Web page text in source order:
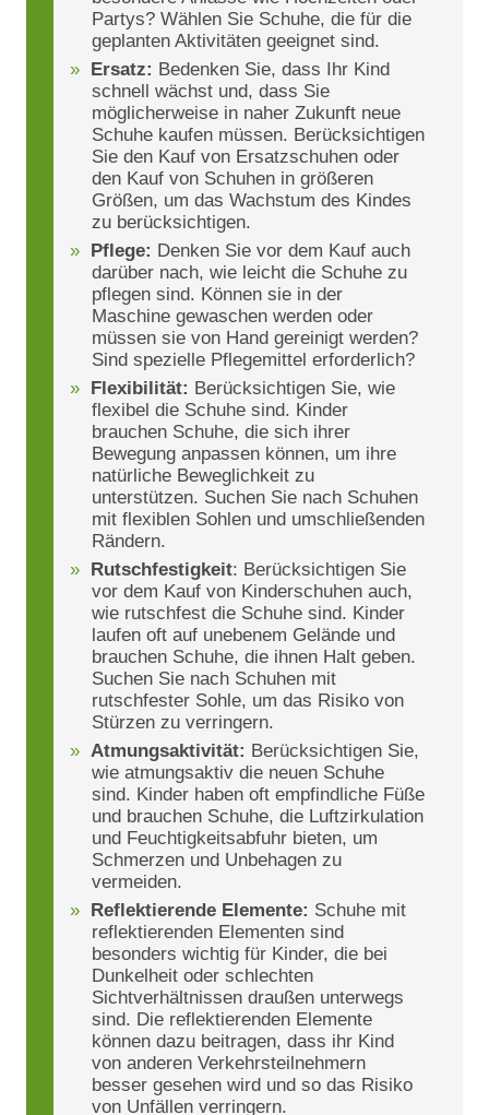
Partys? Wählen Sie Schuhe, die für die
geplanten Aktivitäten geeignet sind.
Ersatz: Bedenken Sie, dass Ihr Kind
schnell wächst und, dass Sie
möglicherweise in naher Zukunft neue
Schuhe kaufen müssen. Berücksichtigen
Sie den Kauf von Ersatzschuhen oder
den Kauf von Schuhen in größeren
Größen, um das Wachstum des Kindes
zu berücksichtigen.
Pflege: Denken Sie vor dem Kauf auch
darüber nach, wie leicht die Schuhe zu
pflegen sind. Können sie in der
Maschine gewaschen werden oder
müssen sie von Hand gereinigt werden?
Sind spezielle Pflegemittel erforderlich?
Flexibilität: Berücksichtigen Sie, wie
flexibel die Schuhe sind. Kinder
brauchen Schuhe, die sich ihrer
Bewegung anpassen können, um ihre
natürliche Beweglichkeit zu
unterstützen. Suchen Sie nach Schuhen
mit flexiblen Sohlen und umschließenden
Rändern.
Rutschfestigkeit: Berücksichtigen Sie
vor dem Kauf von Kinderschuhen auch,
wie rutschfest die Schuhe sind. Kinder
laufen oft auf unebenem Gelände und
brauchen Schuhe, die ihnen Halt geben.
Suchen Sie nach Schuhen mit
rutschfester Sohle, um das Risiko von
Stürzen zu verringern.
Atmungsaktivität: Berücksichtigen Sie,
wie atmungsaktiv die neuen Schuhe
sind. Kinder haben oft empfindliche Füße
und brauchen Schuhe, die Luftzirkulation
und Feuchtigkeitsabfuhr bieten, um
Schmerzen und Unbehagen zu
vermeiden.
Reflektierende Elemente: Schuhe mit
reflektierenden Elementen sind
besonders wichtig für Kinder, die bei
Dunkelheit oder schlechten
Sichtverhältnissen draußen unterwegs
sind. Die reflektierenden Elemente
können dazu beitragen, dass ihr Kind
von anderen Verkehrsteilnehmern
besser gesehen wird und so das Risiko
von Unfällen verringern.